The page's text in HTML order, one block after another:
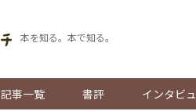
本を知る。本で知る。
記事一覧 書評 インタビ